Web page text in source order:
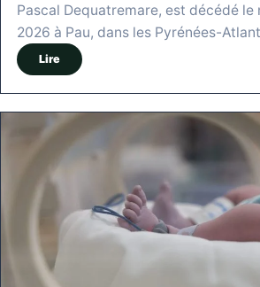
Pascal Dequatremare, est décédé le
2026 à Pau, dans les Pyrénées-
Lire